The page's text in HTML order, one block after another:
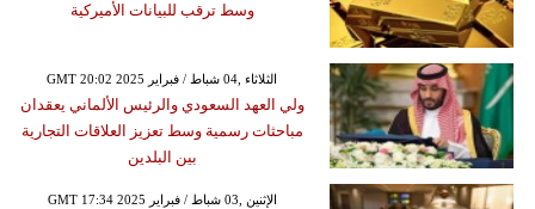
وسط ترقب للبيانات الأميركية
GMT 20:02 2025 الثلاثاء ,04 شباط / فبراير
ولي العهد السعودي والرئيس الألماني يعقدان
مباحثات رسمية وسط تعزيز العلاقات التجارية
بين البلدين
GMT 17:34 2025 الإثنين ,03 شباط / فبراير